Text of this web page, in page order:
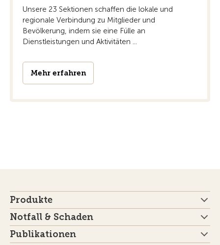
Unsere 23 Sektionen schaffen die lokale und
regionale Verbindung zu Mitglieder und
Bevölkerung, indem sie eine Fülle an
Dienstleistungen und Aktivitäten ...
Mehr erfahren
Produkte
Notfall & Schaden
Publikationen